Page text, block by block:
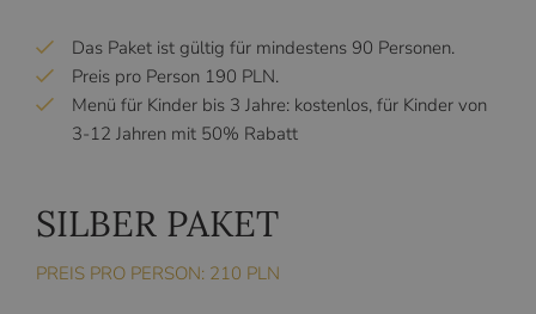
Das Paket ist gültig für mindestens 90 Personen.
Preis pro Person 190 PLN.
Menü für Kinder bis 3 Jahre: kostenlos, für Kinder von
3-12 Jahren mit 50% Rabatt
SILBER PAKET
PREIS PRO PERSON: 210 PLN